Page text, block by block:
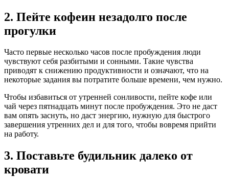
2. Пейте кофеин незадолго после
прогулки
Часто первые несколько часов после пробуждения люди
чувствуют себя разбитыми и сонными. Такие чувства
приводят к снижению продуктивности и означают, что на
некоторые задания вы потратите больше времени, чем нужно.
Чтобы избавиться от утренней сонливости, пейте кофе или
чай через пятнадцать минут после пробуждения. Это не даст
вам опять заснуть, но даст энергию, нужную для быстрого
завершения утренних дел и для того, чтобы вовремя прийти
на работу.
3. Поставьте будильник далеко от
кровати